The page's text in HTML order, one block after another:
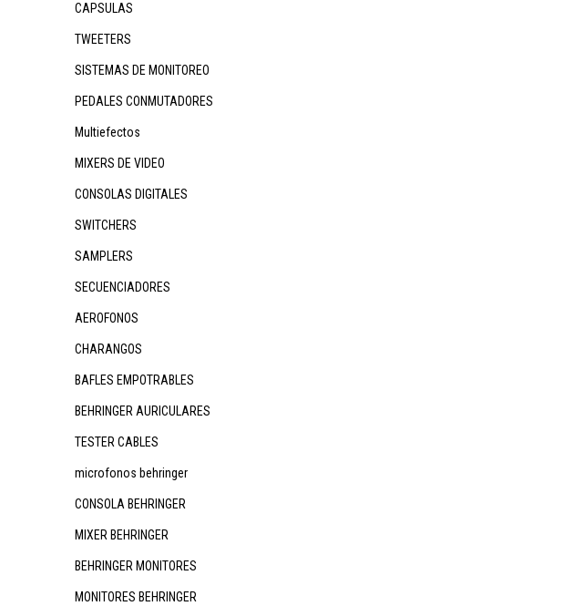
CAPSULAS
TWEETERS
SISTEMAS DE MONITOREO
PEDALES CONMUTADORES
Multiefectos
MIXERS DE VIDEO
CONSOLAS DIGITALES
SWITCHERS
SAMPLERS
SECUENCIADORES
AEROFONOS
CHARANGOS
BAFLES EMPOTRABLES
BEHRINGER AURICULARES
TESTER CABLES
microfonos behringer
CONSOLA BEHRINGER
MIXER BEHRINGER
BEHRINGER MONITORES
MONITORES BEHRINGER